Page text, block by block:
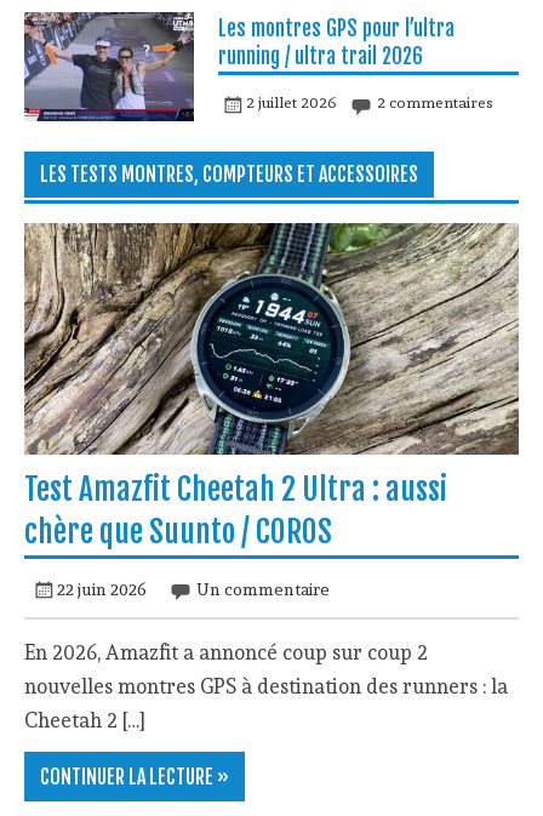
Les montres GPS pour l’ultra
running / ultra trail 2026
2 juillet 2026 2 commentaires
LES TESTS MONTRES, COMPTEURS ET ACCESSOIRES
Test Amazfit Cheetah 2 Ultra : aussi
chère que Suunto / COROS
22 juin 2026 Un commentaire
En 2026, Amazfit a annoncé coup sur coup 2
nouvelles montres GPS à destination des runners : la
Cheetah 2 […]
CONTINUER LA LECTURE »